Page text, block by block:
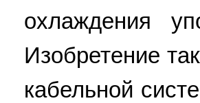
охлаждения
Изобретение
кабельной